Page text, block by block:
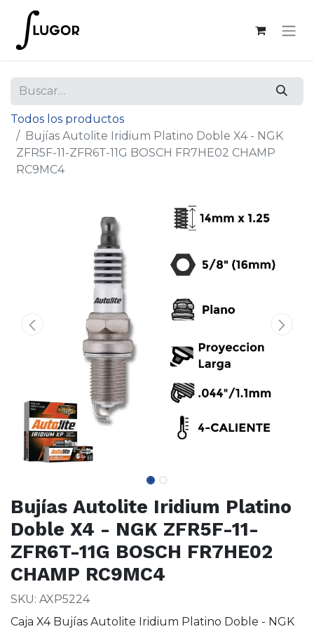
Todos los productos
Bujías Autolite Iridium Platino Doble X4 - NGK
ZFR5F-11-ZFR6T-11G BOSCH FR7HE02 CHAMP
RC9MC4
Bujías Autolite Iridium Platino
Doble X4 - NGK ZFR5F-11-
ZFR6T-11G BOSCH FR7HE02
CHAMP RC9MC4
SKU: AXP5224
Caja X4 Bujías Autolite Iridium Platino Doble - NGK